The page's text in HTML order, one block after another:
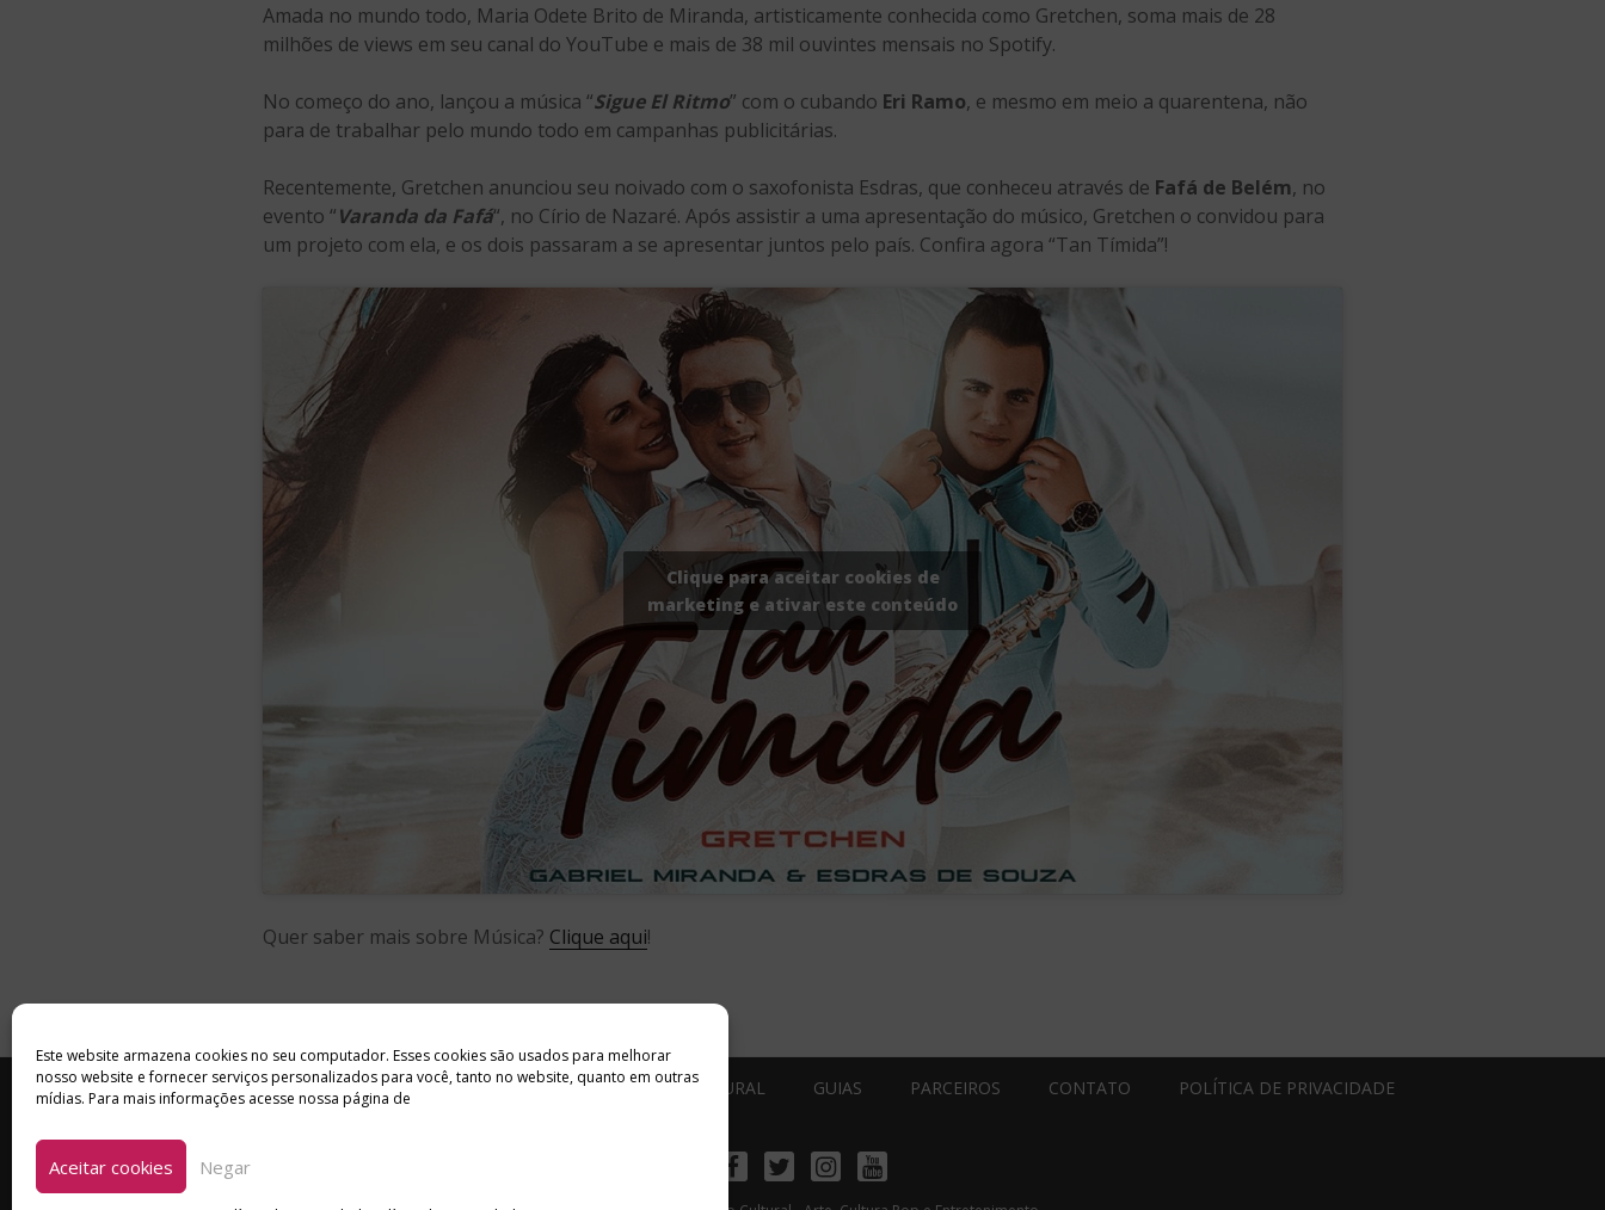
Este website armazena cookies no seu computador. Esses cookies são usados ​​para melhorar
nosso website e fornecer serviços personalizados para você, tanto no website, quanto em outras
mídias. Para mais informações acesse nossa página de
Aceitar cookies Negar
Amada no mundo todo, Maria Odete Brito de Miranda, artisticamente conhecida como Gretchen, soma mais de 28
milhões de views em seu canal do YouTube e mais de 38 mil ouvintes mensais no Spotify.
No começo do ano, lançou a música “Sigue El Ritmo” com o cubando Eri Ramo, e mesmo em meio a quarentena, não
para de trabalhar pelo mundo todo em campanhas publicitárias.
Recentemente, Gretchen anunciou seu noivado com o saxofonista Esdras, que conheceu através de Fafá de Belém, no
evento “Varanda da Fafá“, no Círio de Nazaré. Após assistir a uma apresentação do músico, Gretchen o convidou para
um projeto com ela, e os dois passaram a se apresentar juntos pelo país. Confira agora “Tan Tímida”!
Clique para aceitar cookies de
marketing e ativar este conteúdo
Quer saber mais sobre Música? Clique aqui!
INÍCIO SOBRE ANUNCIE ESTÚDIO ACESSO CULTURAL GUIAS PARCEIROS CONTATO POLÍTICA DE PRIVACIDADE
FacebookTwitterInstagramYoutube